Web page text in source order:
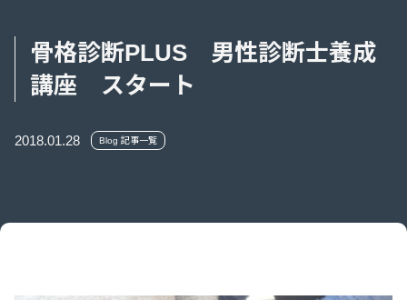
骨格診断PLUS 男性診断士養成
講座 スタート
2018.01.28 Blog 記事一覧